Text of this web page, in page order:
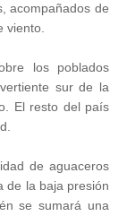
acompañados de
viento.
los poblados
sur de la
El resto del país
de aguaceros
de la baja presión
se sumará una